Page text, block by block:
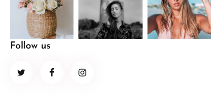
Follow us